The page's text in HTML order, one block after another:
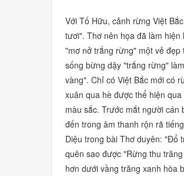
Với Tố Hữu, cảnh rừng Việt
tươi". Thơ nên họa đã làm
"mơ nở trắng rừng" một vẻ đẹp
sống bừng dậy"trắng rừng"
vàng". Chỉ có Việt Bắc mới có
xuân qua hè được thể hiện
màu sắc. Trước mắt người
đến trong âm thanh rộn rã
Diệu trong bàiThơ duyên: "Đổ
quên sao được"Rừng thu
hơn dưới vầng trăng xanh hòa